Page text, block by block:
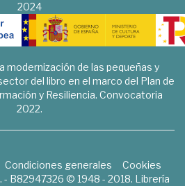
2024
modernización de las pequeñas y
del libro en el marco del Plan de
y Resiliencia. Convocatoria
2022.
Condiciones generales
Cookies
- B82947326 © 1948 - 2018. Librería